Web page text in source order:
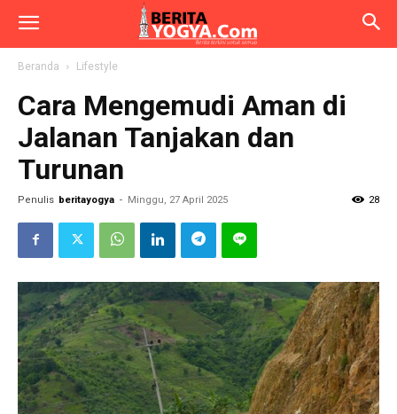
Beranda Lifestyle
Cara Mengemudi Aman di
Jalanan Tanjakan dan
Turunan
Penulis beritayogya - Minggu, 27 April 2025 28